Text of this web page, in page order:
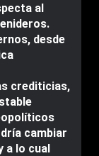
al
desde
crediticias,
cambiar
a lo cual